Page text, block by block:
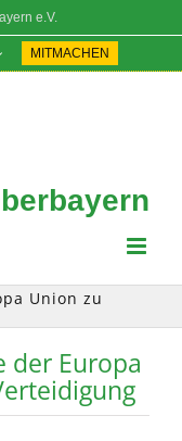
e.V.
MITMACHEN
Union zu
der Europa